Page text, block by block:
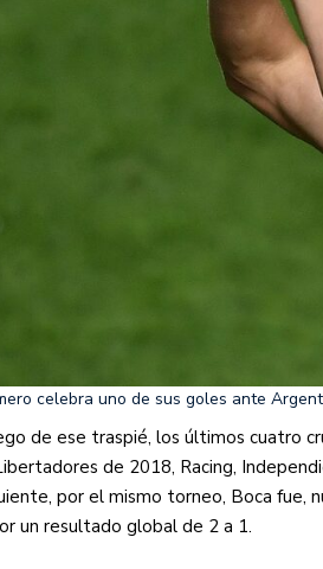
celebra uno de sus goles ante
de ese traspié, los últimos cuatro
de 2018, Racing,
por el mismo torneo, Boca fue,
un resultado global de 2 a 1.